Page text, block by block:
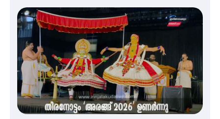
ജില്ലയിൽ എല്ലാ വിദ്യാഭ്യാസ
സ്ഥാപനങ്ങൾക്കും ശനിയാഴ്ച
അവധി
എം.ജി. യൂണിവേഴ്‌സിറ്റിയിൽ നിന്ന്
ഇംഗ്ളീഷ് സാഹിത്യത്തിൽ
ഡോക്ടറേറ്റ് നേടിയ എൻ. ആര്യ
ട്യുണീഷ്യൻ ചിത്രം ” ദി വോയിസ്